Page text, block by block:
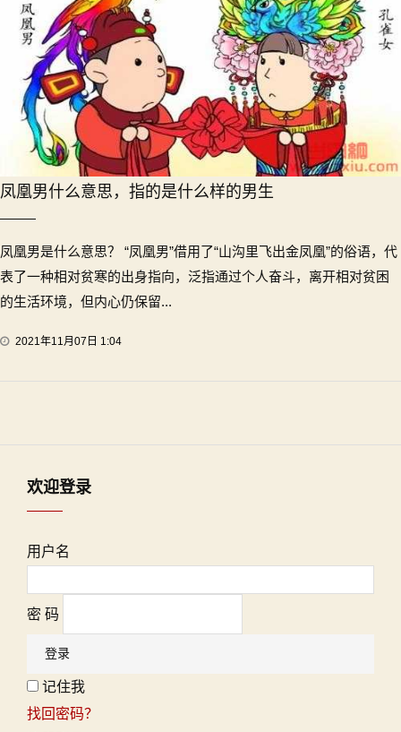
凤凰男什么意思，指的是什么样的男生
凤凰男是什么意思？ “凤凰男”借用了“山沟里飞出金凤凰”的俗语，代
表了一种相对贫寒的出身指向，泛指通过个人奋斗，离开相对贫困
的生活环境，但内心仍保留...
2021年11月07日 1:04
欢迎登录
用户名
密 码
记住我
找回密码？